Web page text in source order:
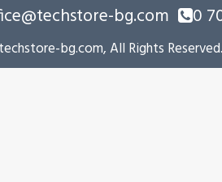
bg.com 0
bg.com, All Rights Reserved.